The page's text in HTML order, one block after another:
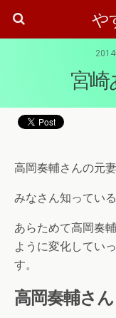
や
宮崎
高岡奏輔さんの元
みなさん知ってい
あらためて高岡奏
ように変化してい
す。
高岡奏輔さ